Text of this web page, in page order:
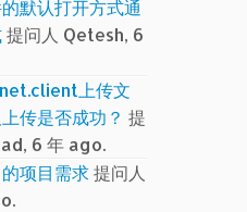
默认打开方式通
提问人 Qetesh, 6
上传文
传是否成功？ 提
6 年 ago.
项目需求提问人